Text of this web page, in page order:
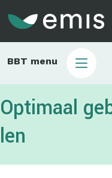
Main
BBT menu
Optimaal
len